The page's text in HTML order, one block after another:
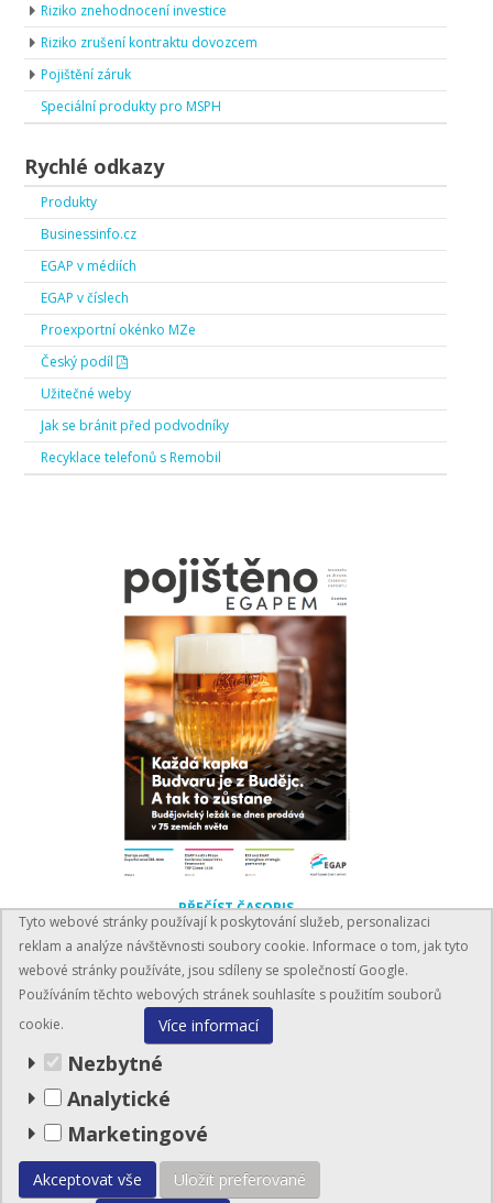
Riziko znehodnocení investice
Riziko zrušení kontraktu dovozcem
Pojištění záruk
Speciální produkty pro MSPH
Rychlé odkazy
Produkty
Businessinfo.cz
EGAP v médiích
EGAP v číslech
Proexportní okénko MZe
Český podíl
Užitečné weby
Jak se bránit před podvodníky
Recyklace telefonů s Remobil
PŘEČÍST ČASOPIS
Tyto webové stránky používají k poskytování služeb, personalizaci
reklam a analýze návštěvnosti soubory cookie. Informace o tom, jak tyto
webové stránky používáte, jsou sdíleny se společností Google.
Používáním těchto webových stránek souhlasíte s použitím souborů
cookie.
Více informací
Nezbytné
Analytické
Marketingové
Akceptovat vše Uložit preferované